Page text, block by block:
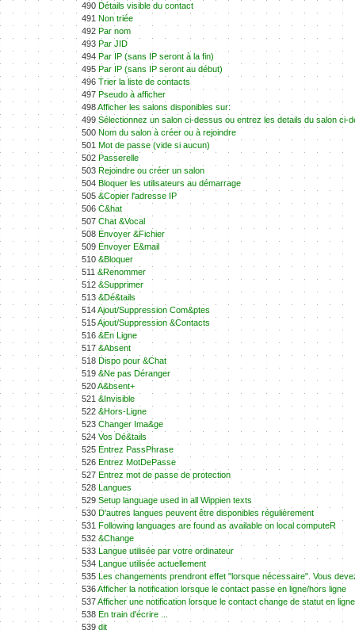
490 Détails visible du contact
491 Non triée
492 Par nom
493 Par JID
494 Par IP (sans IP seront à la fin)
495 Par IP (sans IP seront au début)
496 Trier la liste de contacts
497 Pseudo à afficher
498Afficher les salons disponibles sur:
499 Sélectionnez un salon ci-dessus ou entrez les details du salon ci-
500 Nom du salon à créer ou à rejoindre
501 Mot de passe (vide si aucun)
502 Passerelle
503 Rejoindre ou créer un salon
504 Bloquer les utilisateurs au démarrage
505 &Copier l'adresse IP
506 C&hat
507 Chat &Vocal
508 Envoyer &Fichier
509 Envoyer E&mail
510 &Bloquer
511 &Renommer
512 &Supprimer
513 &Dé&tails
514Ajout/Suppression Com&ptes
515Ajout/Suppression &Contacts
516 &En Ligne
517 &Absent
518 Dispo pour &Chat
519 &Ne pas Déranger
520A&bsent+
521 &Invisible
522 &Hors-Ligne
523 Changer Ima&ge
524 Vos Dé&tails
525 Entrez PassPhrase
526 Entrez MotDePasse
527 Entrez mot de passe de protection
528 Langues
529 Setup language used in all Wippien texts
530 D'autres langues peuvent être disponibles régulièrement
531 Following languages are found as available on local computeR
532 &Change
533 Langue utilisée par votre ordinateur
534 Langue utilisée actuellement
535 Les changements prendront effet "lorsque nécessaire". Vous
536Afficher la notification lorsque le contact passe en ligne/hors ligne
537Afficher une notification lorsque le contact change de statut en
538 En train d'écrire ...
539 dit